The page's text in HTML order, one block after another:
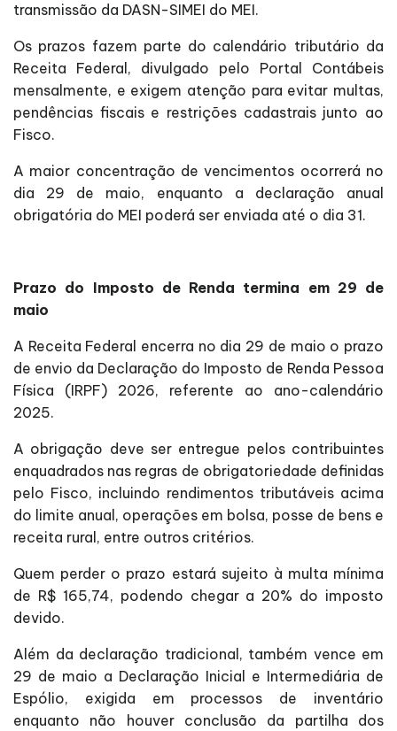
transmissão da DASN-SIMEI do MEI.
Os prazos fazem parte do calendário tributário da
Receita Federal, divulgado pelo Portal Contábeis
mensalmente, e exigem atenção para evitar multas,
pendências fiscais e restrições cadastrais junto ao
Fisco.
A maior concentração de vencimentos ocorrerá no
dia 29 de maio, enquanto a declaração anual
obrigatória do MEI poderá ser enviada até o dia 31.
Prazo do Imposto de Renda termina em 29 de
maio
A Receita Federal encerra no dia 29 de maio o prazo
de envio da Declaração do Imposto de Renda Pessoa
Física (IRPF) 2026, referente ao ano-calendário
2025.
A obrigação deve ser entregue pelos contribuintes
enquadrados nas regras de obrigatoriedade definidas
pelo Fisco, incluindo rendimentos tributáveis acima
do limite anual, operações em bolsa, posse de bens e
receita rural, entre outros critérios.
Quem perder o prazo estará sujeito à multa mínima
de R$ 165,74, podendo chegar a 20% do imposto
devido.
Além da declaração tradicional, também vence em
29 de maio a Declaração Inicial e Intermediária de
Espólio, exigida em processos de inventário
enquanto não houver conclusão da partilha dos